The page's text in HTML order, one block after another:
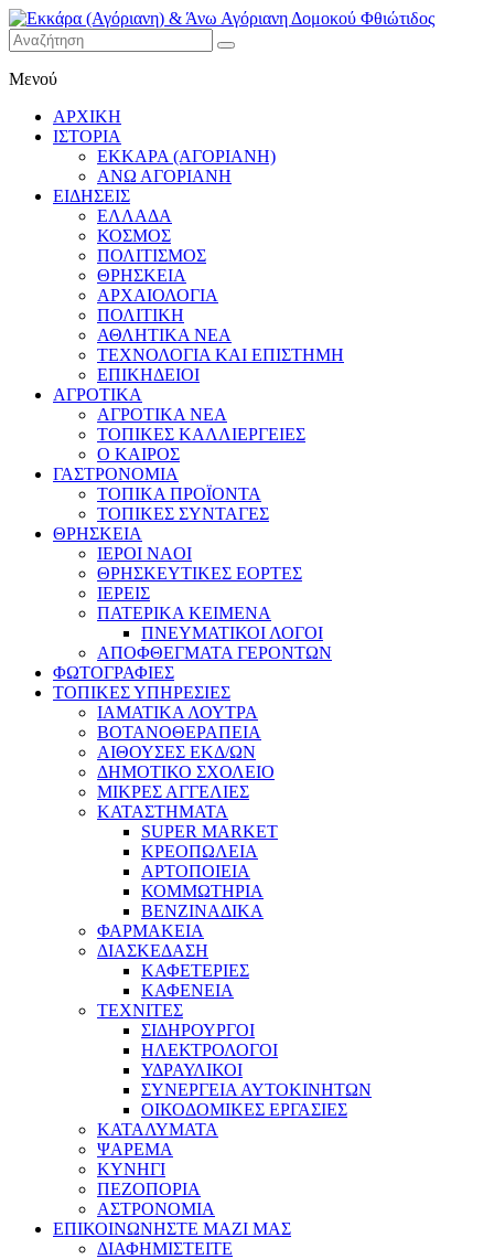
Εκκάρα
(Αγόριανη)
& Άνω
Αγόριανη
Δομοκού
Φθιώτιδος
Μενού
ΑΡΧΙΚΗ
ΙΣΤΟΡΙΑ
ΕΚΚΑΡΑ (ΑΓΟΡΙΑΝΗ)
ΑΝΩ ΑΓΟΡΙΑΝΗ
ΕΙΔΗΣΕΙΣ
ΕΛΛΑΔΑ
ΚΟΣΜΟΣ
ΠΟΛΙΤΙΣΜΟΣ
ΘΡΗΣΚΕΙΑ
ΑΡΧΑΙΟΛΟΓΙΑ
ΠΟΛΙΤΙΚΗ
ΑΘΛΗΤΙΚΑ ΝΕΑ
ΤΕΧΝΟΛΟΓΙΑ ΚΑΙ ΕΠΙΣΤΗΜΗ
ΕΠΙΚΗΔΕΙΟΙ
ΑΓΡΟΤΙΚΑ
ΑΓΡΟΤΙΚΑ ΝΕΑ
ΤΟΠΙΚΕΣ ΚΑΛΛΙΕΡΓΕΙΕΣ
Ο ΚΑΙΡΟΣ
ΓΑΣΤΡΟΝΟΜΙΑ
ΤΟΠΙΚΑ ΠΡΟΪΟΝΤΑ
ΤΟΠΙΚΕΣ ΣΥΝΤΑΓΕΣ
ΘΡΗΣΚΕΙΑ
IEPOI NAOI
ΘΡΗΣΚΕΥΤΙΚΕΣ ΕΟΡΤΕΣ
ΙΕΡΕΙΣ
ΠΑΤΕΡΙΚΑ ΚΕΙΜΕΝΑ
ΠΝΕΥΜΑΤΙΚΟΙ ΛΟΓΟΙ
ΑΠΟΦΘΕΓΜΑΤΑ ΓΕΡΟΝΤΩΝ
ΦΩΤΟΓΡΑΦΙΕΣ
ΤΟΠΙΚΕΣ ΥΠΗΡΕΣΙΕΣ
ΙΑΜΑΤΙΚΑ ΛΟΥΤΡΑ
ΒΟΤΑΝΟΘΕΡΑΠΕΙΑ
ΑΙΘΟΥΣΕΣ ΕΚΔ/ΩΝ
ΔΗΜΟΤΙΚΟ ΣΧΟΛΕΙΟ
ΜΙΚΡΕΣ ΑΓΓΕΛΙΕΣ
ΚΑΤΑΣΤΗΜΑΤΑ
SUPER MARKET
ΚΡΕΟΠΩΛΕΙΑ
ΑΡΤΟΠΟΙΕΙΑ
ΚΟΜΜΩΤΗΡΙΑ
ΒΕΝΖΙΝΑΔΙΚΑ
ΦΑΡΜΑΚΕΙΑ
ΔΙΑΣΚΕΔΑΣΗ
ΚΑΦΕΤΕΡΙΕΣ
ΚΑΦΕΝΕΙΑ
ΤΕΧΝΙΤΕΣ
ΣΙΔΗΡΟΥΡΓΟΙ
ΗΛΕΚΤΡΟΛΟΓΟΙ
ΥΔΡΑΥΛΙΚΟΙ
ΣΥΝΕΡΓΕΙΑ ΑΥΤΟΚΙΝΗΤΩΝ
ΟΙΚΟΔΟΜΙΚΕΣ ΕΡΓΑΣΙΕΣ
ΚΑΤΑΛΥΜΑΤΑ
ΨΑΡΕΜΑ
ΚΥΝΗΓΙ
ΠΕΖΟΠΟΡΙΑ
ΑΣΤΡΟΝΟΜΙΑ
ΕΠΙΚΟΙΝΩΝΗΣΤΕ ΜΑΖΙ ΜΑΣ
ΔΙΑΦΗΜΙΣΤΕΙΤΕ